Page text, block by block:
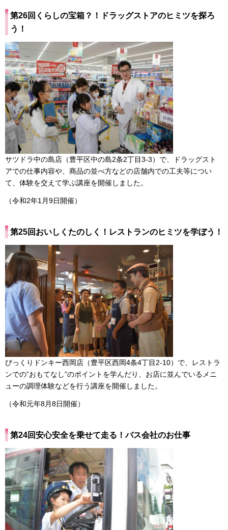
第26回くらしの宝箱？！ドラッグストアのヒミツを探ろ
う！
サツドラ中の島店（豊平区中の島2条2丁目3-3）で、ドラッグスト
アでの仕事内容や、商品の並べ方などの店舗内での工夫等につい
て、体験を交えて学ぶ講座を開催しました。
（令和2年1月9日開催）
第25回おいしくたのしく！レストランのヒミツを学ぼう！
びっくりドンキー西岡店（豊平区西岡4条4丁目2-10）で、レストラ
ンでの”おもてなし”のポイントを学んだり、お店に並んでいるメニ
ューの調理体験などを行う講座を開催しました。
（令和元年8月8日開催）
第24回安心安全を乗せて走る！バス会社のお仕事